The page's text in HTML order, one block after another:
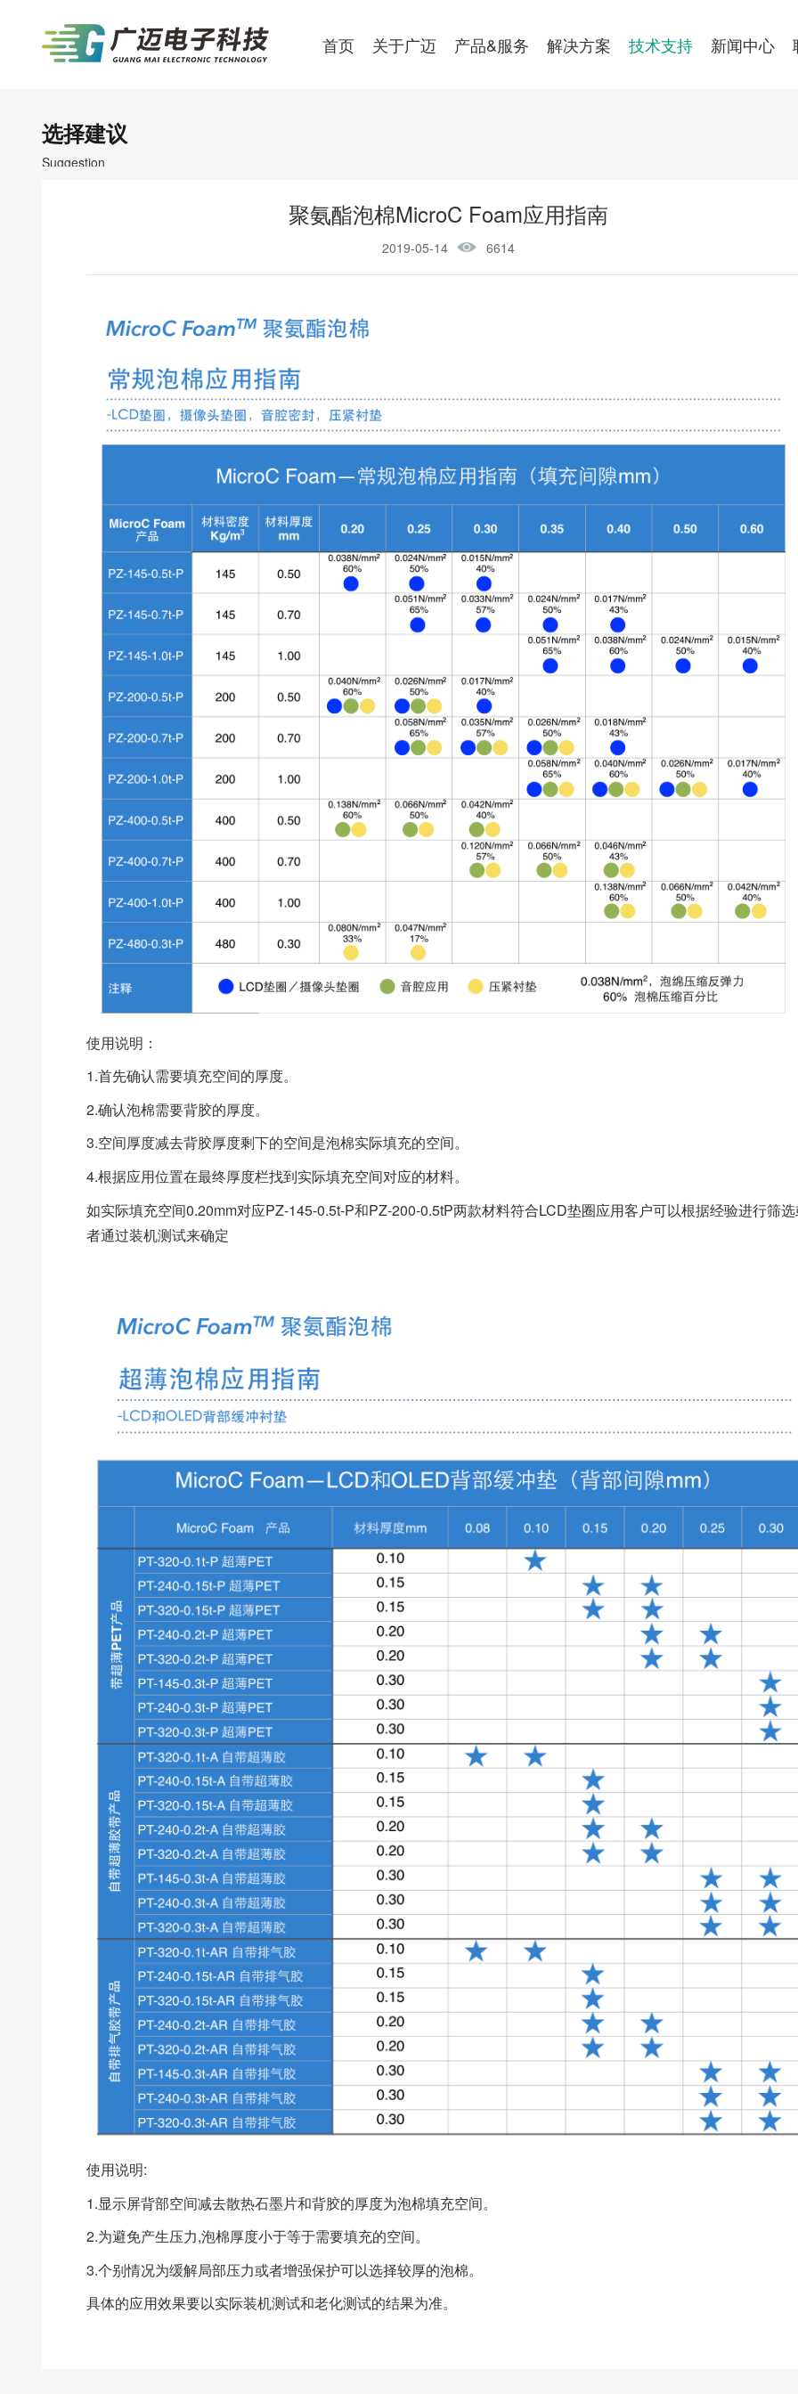
首页 关于广迈 产品&服务 解决方案 技术支持 新闻中心
选择建议
Suggestion
聚氨酯泡棉MicroC Foam应用指南
2019-05-14 6614
使用说明：
1.首先确认需要填充空间的厚度。
2.确认泡棉需要背胶的厚度。
3.空间厚度减去背胶厚度剩下的空间是泡棉实际填充的空间。
4.根据应用位置在最终厚度栏找到实际填充空间对应的材料。
如实际填充空间0.20mm对应PZ-145-0.5t-P和PZ-200-0.5tP两款材料符合LCD垫圈应用客户可以根据经验进行筛
者通过装机测试来确定
使用说明:
1.显示屏背部空间减去散热石墨片和背胶的厚度为泡棉填充空间。
2.为避免产生压力,泡棉厚度小于等于需要填充的空间。
3.个别情况为缓解局部压力或者增强保护可以选择较厚的泡棉。
具体的应用效果要以实际装机测试和老化测试的结果为准。